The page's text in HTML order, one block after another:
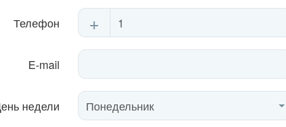
Телефон +
E-mail
недели